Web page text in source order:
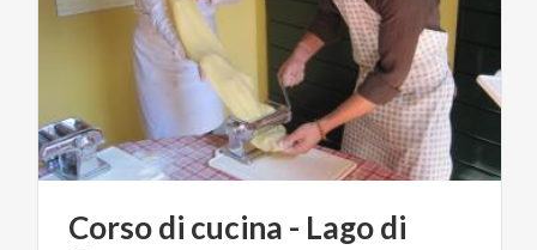
Corsodi cucina - Lagodi